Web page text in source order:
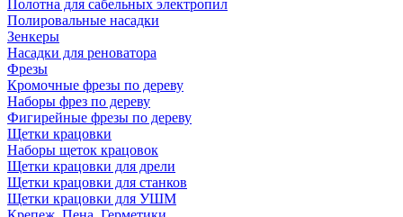
Полотна для сабельных электропил
Полировальные насадки
Зенкеры
Насадки для реноватора
Фрезы
Кромочные фрезы по дереву
Наборы фрез по дереву
Фигирейные фрезы по дереву
Щетки крацовки
Наборы щеток крацовок
Щетки крацовки для дрели
Щетки крацовки для станков
Щетки крацовки для УШМ